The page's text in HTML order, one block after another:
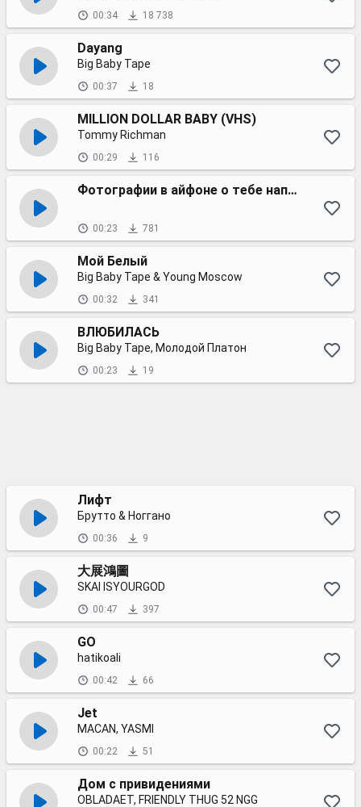
00:34 18 738
Dayang
Big Baby Tape
00:37 18
MILLION DOLLAR BABY (VHS)
Tommy Richman
00:29 116
Фотографии в айфоне о тебе напомнят
00:23 781
Мой Белый
Big Baby Tape & Young Moscow
00:32 341
ВЛЮБИЛАСЬ
Big Baby Tape, Молодой Платон
00:23 19
Лифт
Брутто & Ноггано
00:36 9
大展鴻圖
SKAI ISYOURGOD
00:47 397
GO
hatikoali
00:42 66
Jet
MACAN, YASMI
00:22 51
Дом с привидениями
OBLADAET, FRIENDLY THUG 52 NGG